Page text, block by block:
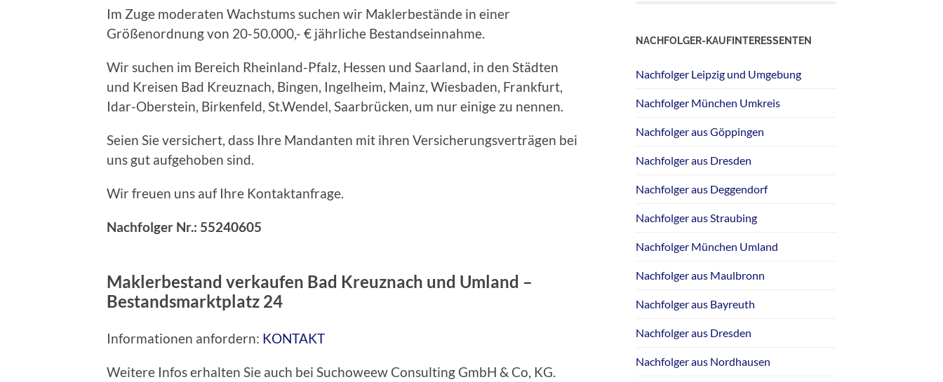
Im Zuge moderaten Wachstums suchen wir Maklerbestände in einer
Größenordnung von 20-50.000,- € jährliche Bestandseinnahme.
Wir suchen im Bereich Rheinland-Pfalz, Hessen und Saarland, in den Städten
und Kreisen Bad Kreuznach, Bingen, Ingelheim, Mainz, Wiesbaden, Frankfurt,
Idar-Oberstein, Birkenfeld, St.Wendel, Saarbrücken, um nur einige zu nennen.
Seien Sie versichert, dass Ihre Mandanten mit ihren Versicherungsverträgen bei
uns gut aufgehoben sind.
Wir freuen uns auf Ihre Kontaktanfrage.
Nachfolger Nr.: 55240605
Maklerbestand verkaufen Bad Kreuznach und Umland –
Bestandsmarktplatz 24
Informationen anfordern: KONTAKT
Weitere Infos erhalten Sie auch bei Suchoweew Consulting GmbH & Co, KG.
NACHFOLGER-KAUFINTERESSENTEN
Nachfolger Leipzig und Umgebung
Nachfolger München Umkreis
Nachfolger aus Göppingen
Nachfolger aus Dresden
Nachfolger aus Deggendorf
Nachfolger aus Straubing
Nachfolger München Umland
Nachfolger aus Maulbronn
Nachfolger aus Bayreuth
Nachfolger aus Dresden
Nachfolger aus Nordhausen